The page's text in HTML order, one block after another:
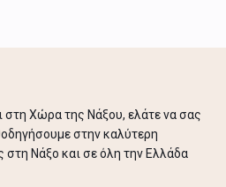
στη Χώρα της Νάξου, ελάτε να σας
στην καλύτερη
στη Νάξο και σε όλη την Ελλάδα